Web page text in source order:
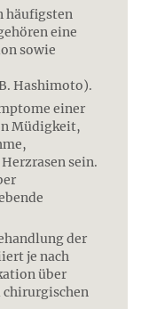
häufigsten
eine
sowie
Hashimoto).
einer
Müdigkeit,
sein.
der
je nach
über
chirurgischen